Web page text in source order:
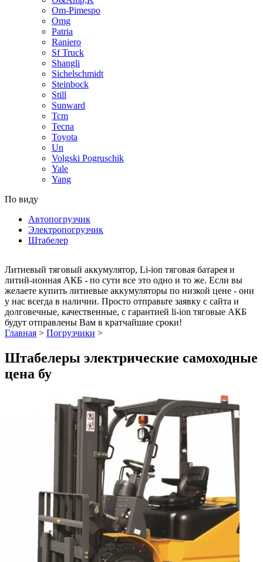
Om-Pimespo
Omg
Patria
Raniero
Sf Truck
Shangli
Sichelschmidt
Steinbock
Still
Sunward
Tcm
Tecna
Toyota
Un
Volgski Pogruschik
Yale
Yang
По виду
Автопогрузчик
Электропогрузчик
Штабелер
Литиевый тяговый аккумулятор, Li-ion тяговая батарея и
литий-ионная АКБ - по сути все это одно и то же. Если вы
желаете купить литиевые аккумуляторы по низкой цене - они
у нас всегда в наличии. Просто отправьте заявку с сайта и
долговечные, качественные, с гарантией li-ion тяговые АКБ
будут отправлены Вам в кратчайшие сроки!
Главная > Погрузчики >
Штабелеры электрические самоходные
цена бу